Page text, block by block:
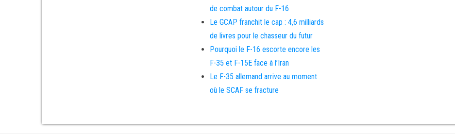
de combat autour du F-16
Le GCAP franchit le cap : 4,6 milliards
de livres pour le chasseur du futur
Pourquoi le F-16 escorte encore les
F-35 et F-15E face à l’Iran
Le F-35 allemand arrive au moment
où le SCAF se fracture